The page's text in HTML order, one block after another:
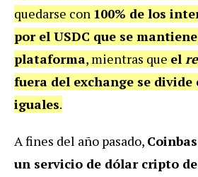
quedarse con 100% de los
por el USDC que se
plataforma, mientras que el
fuera del exchange se divide
iguales.
A fines del año pasado,
un servicio de dólar cripto